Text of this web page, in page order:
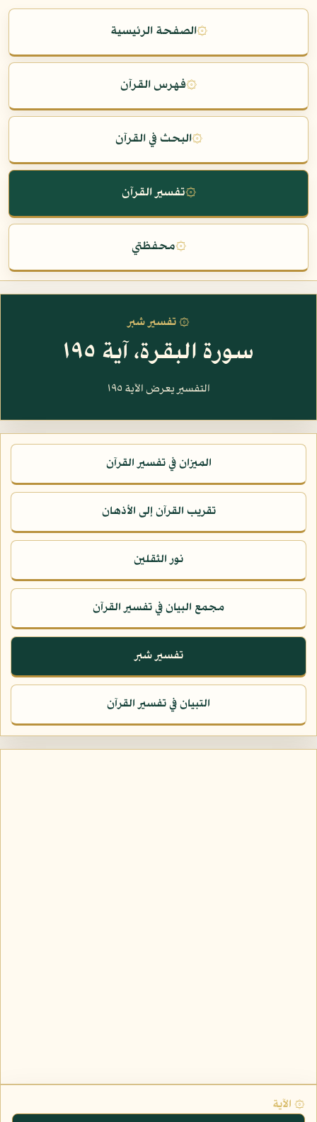
۞الصفحة الرئيسية
۞فهرس القرآن
۞البحث في القرآن
۞تفسير القرآن
۞محفظتي
۞ تفسير شبر
سورة البقرة، آية ١٩٥
التفسير يعرض الآية ١٩٥
الميزان في تفسير القرآن
تقريب القرآن إلى الأذهان
نور الثقلين
مجمع البيان في تفسير القرآن
تفسير شبر
التبيان في تفسير القرآن
۞ الآية